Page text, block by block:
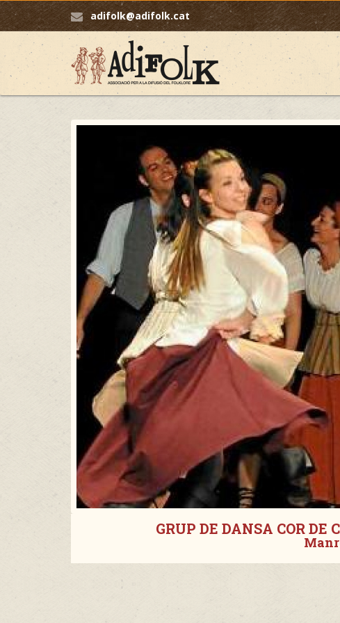
adifolk@adifolk.cat
GRUP DE DANSA COR DE